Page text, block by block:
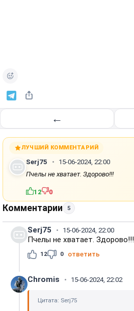
←
ЛУЧШИЙ КОММЕНТАРИЙ
Serj75
15-06-2024, 22:00
Пчелы не хватает. Здорово!!!
12 0
Комментарии 5
Serj75 15-06-2024, 22:00
Пчелы не хватает. Здорово!!!
12 0 ответить
Chromis 15-06-2024, 22:02
Цитата: Serj75